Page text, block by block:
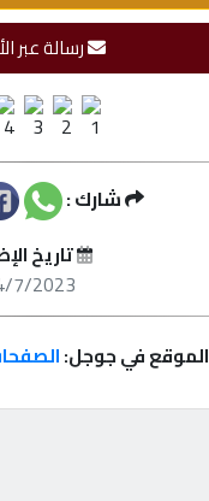
رسالة عبر
شارك :
تاريخ
7/2023
الموقع في جوجل: